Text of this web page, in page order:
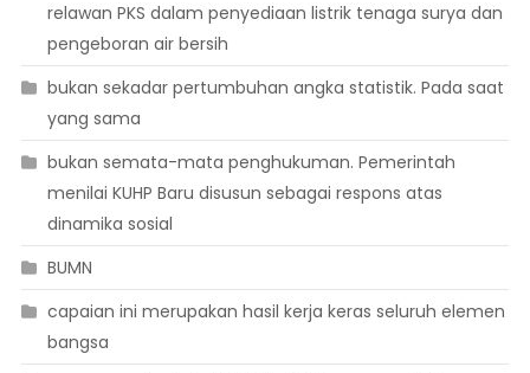
relawan PKS dalam penyediaan listrik tenaga surya dan
pengeboran air bersih
bukan sekadar pertumbuhan angka statistik. Pada saat
yang sama
bukan semata-mata penghukuman. Pemerintah
menilai KUHP Baru disusun sebagai respons atas
dinamika sosial
BUMN
capaian ini merupakan hasil kerja keras seluruh elemen
bangsa